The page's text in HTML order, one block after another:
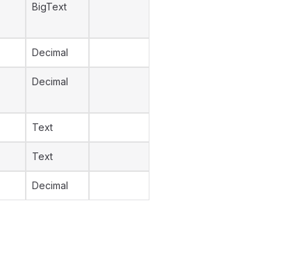
BigText
Decimal
Decimal
Text
Text
Decimal